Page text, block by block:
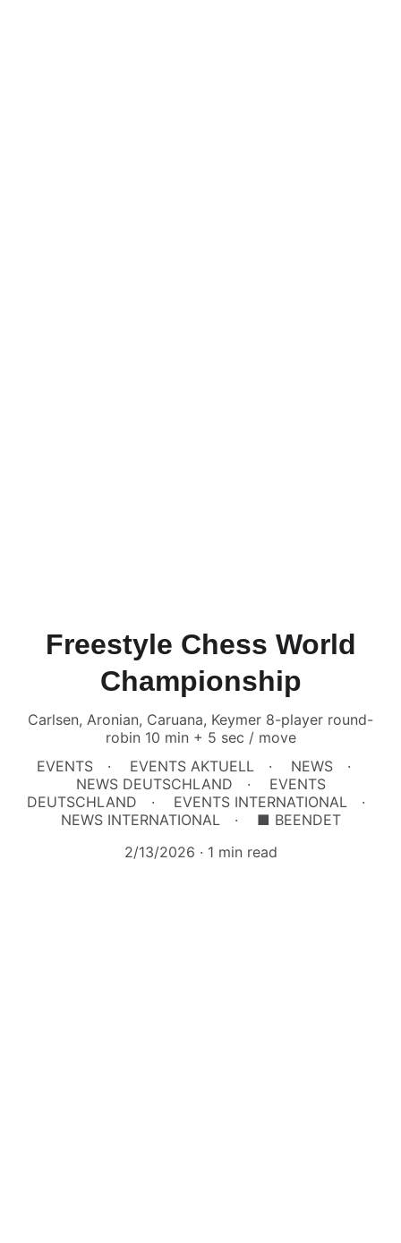
Freestyle Chess World
Championship
Carlsen, Aronian, Caruana, Keymer 8-player round-
robin 10 min + 5 sec / move
EVENTS
EVENTS AKTUELL
NEWS
NEWS DEUTSCHLAND
EVENTS
DEUTSCHLAND
EVENTS INTERNATIONAL
NEWS INTERNATIONAL
■ BEENDET
2/13/2026
1 min read